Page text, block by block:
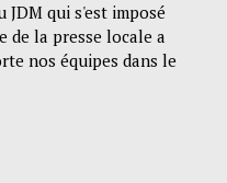
qui s'est imposé
de la presse locale a
nos équipes dans le